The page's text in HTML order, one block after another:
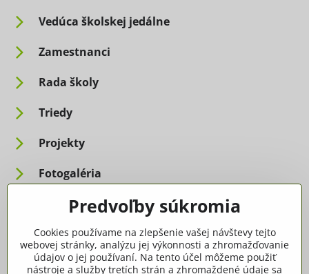
Vedúca školskej jedálne
Zamestnanci
Rada školy
Triedy
Projekty
Fotogaléria
Informácie pre rodičov
Dôležité informácie
Predvoľby súkromia
Cookies používame na zlepšenie vašej návštevy tejto
webovej stránky, analýzu jej výkonnosti a zhromažďovanie
údajov o jej používaní. Na tento účel môžeme použiť
nástroje a služby tretích strán a zhromaždené údaje sa